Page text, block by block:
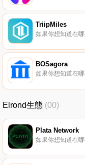
TriipMiles
BOSagora
Elrond生態 (00)
Plata Network